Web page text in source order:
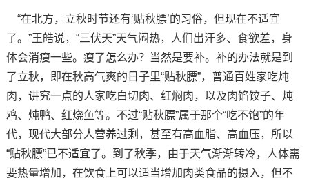
“在北方，立秋时节还有‘贴秋膘’的习俗，但现在不适宜
了。”王皓说，“三伏天”天气闷热，人们出汗多、食欲差，身
体会消瘦一些。瘦了怎么办？当然是要补。补的办法就是到
了立秋，即在秋高气爽的日子里“贴秋膘”，普通百姓家吃炖
肉，讲究一点的人家吃白切肉、红焖肉，以及肉馅饺子、炖
鸡、炖鸭、红烧鱼等。不过“贴秋膘”属于那个“吃不饱”的年
代，现代大部分人营养过剩，甚至有高血脂、高血压，所以
“贴秋膘”已不适宜了。到了秋季，由于天气渐渐转冷，人体需
要热量增加，在饮食上可以适当增加肉类食品的摄入，但不